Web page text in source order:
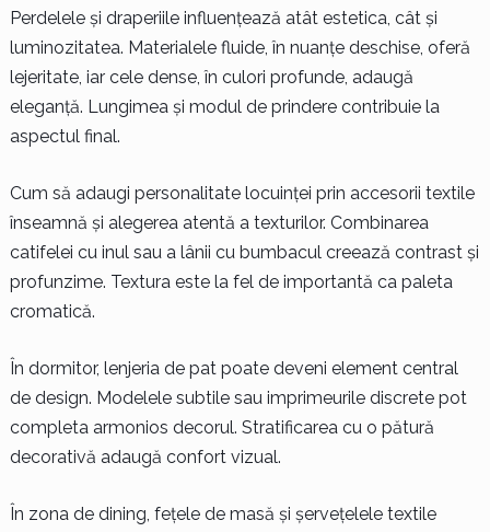
Perdelele și draperiile influențează atât estetica, cât și
luminozitatea. Materialele fluide, în nuanțe deschise, oferă
lejeritate, iar cele dense, în culori profunde, adaugă
eleganță. Lungimea și modul de prindere contribuie la
aspectul final.
Cum să adaugi personalitate locuinței prin accesorii textile
înseamnă și alegerea atentă a texturilor. Combinarea
catifelei cu inul sau a lânii cu bumbacul creează contrast și
profunzime. Textura este la fel de importantă ca paleta
cromatică.
În dormitor, lenjeria de pat poate deveni element central
de design. Modelele subtile sau imprimeurile discrete pot
completa armonios decorul. Stratificarea cu o pătură
decorativă adaugă confort vizual.
În zona de dining, fețele de masă și șervețelele textile